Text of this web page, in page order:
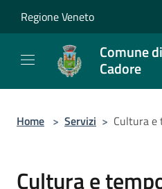
Regione Veneto
Comune
Cadore
Home > Servizi > Cultura e
Cultura e